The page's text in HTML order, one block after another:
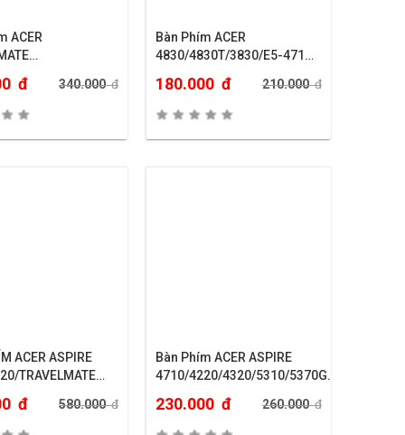
đ 340.000đ
Bàn Phím ACER
4830/4830T/3830/E5-471…
180.000 đ 210.000đ
ACER ASPIRE
TRAVELMATE
đ 580.000đ
Bàn Phím ACER ASPIRE
4710/4220/4320/5310/5370G…
230.000 đ 260.000đ